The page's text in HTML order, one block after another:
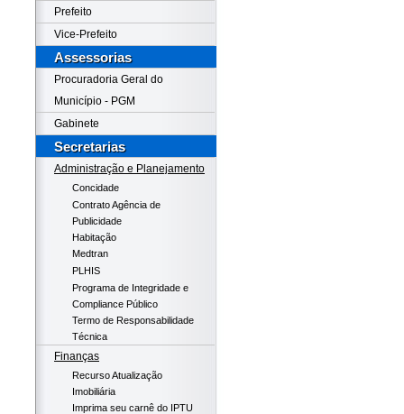
Prefeito
Vice-Prefeito
Assessorias
Procuradoria Geral do
Município - PGM
Gabinete
Secretarias
Administração e Planejamento
Concidade
Contrato Agência de
Publicidade
Habitação
Medtran
PLHIS
Programa de Integridade e
Compliance Público
Termo de Responsabilidade
Técnica
Finanças
Recurso Atualização
Imobiliária
Imprima seu carnê do IPTU